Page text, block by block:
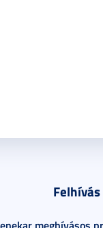
Felhívás